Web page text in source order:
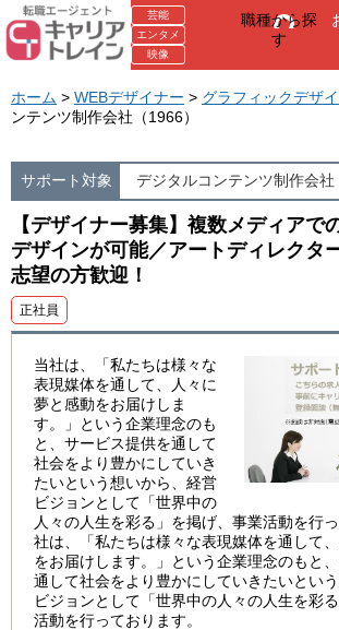
芸能
エンタメ
映像
職種から探
す
ホーム > WEBデザイナー > グラフィックデザ
ンテンツ制作会社（1966）
サポート対象 デジタルコンテンツ制作会社
【デザイナー募集】複数メディアで
デザインが可能／アートディレクタ
志望の方歓迎！
正社員
当社は、「私たちは様々な
表現媒体を通して、人々に
夢と感動をお届けしま
す。」という企業理念のも
と、サービス提供を通して
社会をより豊かにしていき
たいという想いから、経営
ビジョンとして「世界中の
人々の人生を彩る」を掲げ、事業活動を行
社は、「私たちは様々な表現媒体を通して
をお届けします。」という企業理念のもと
通して社会をより豊かにしていきたいとい
ビジョンとして「世界中の人々の人生を彩
活動を行っております。